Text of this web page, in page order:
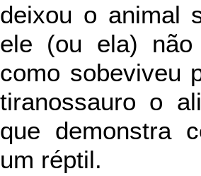
deixou o animal
ele (ou ela) não
como sobeviveu
tiranossauro o
que demonstra
um réptil.